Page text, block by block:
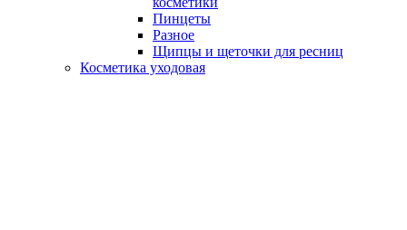
Пинцеты
Разное
Щипцы и щеточки для ресниц
Косметика уходовая